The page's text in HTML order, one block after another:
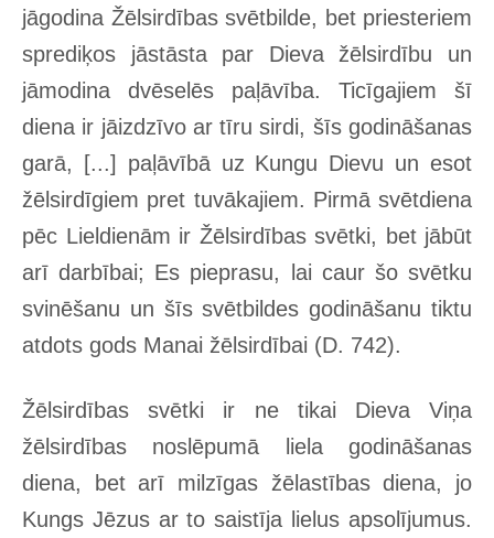
jāgodina Žēlsirdības svētbilde, bet priesteriem
sprediķos jāstāsta par Dieva žēlsirdību un
jāmodina dvēselēs paļāvība. Ticīgajiem šī
diena ir jāizdzīvo ar tīru sirdi, šīs godināšanas
garā, [...] paļāvībā uz Kungu Dievu un esot
žēlsirdīgiem pret tuvākajiem. Pirmā svētdiena
pēc Lieldienām ir Žēlsirdības svētki, bet jābūt
arī darbībai; Es pieprasu, lai caur šo svētku
svinēšanu un šīs svētbildes godināšanu tiktu
atdots gods Manai žēlsirdībai (D. 742).
Žēlsirdības svētki ir ne tikai Dieva Viņa
žēlsirdības noslēpumā liela godināšanas
diena, bet arī milzīgas žēlastības diena, jo
Kungs Jēzus ar to saistīja lielus apsolījumus.